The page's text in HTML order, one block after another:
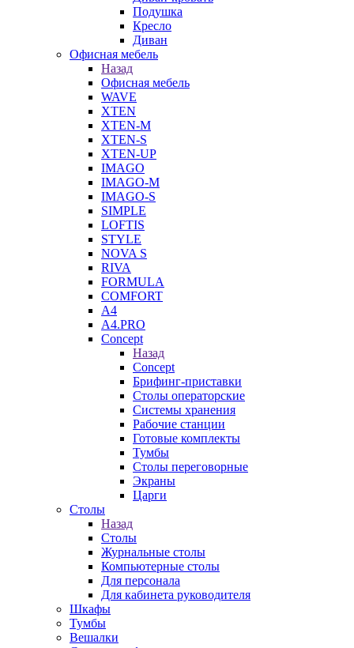
Подушка
Кресло
Диван
Офисная мебель
Назад
Офисная мебель
WAVE
XTEN
XTEN-M
XTEN-S
XTEN-UP
IMAGO
IMAGO-M
IMAGO-S
SIMPLE
LOFTIS
STYLE
NOVA S
RIVA
FORMULA
COMFORT
A4
A4.PRO
Concept
Назад
Concept
Брифинг-приставки
Столы операторские
Системы хранения
Рабочие станции
Готовые комплекты
Тумбы
Столы переговорные
Экраны
Царги
Столы
Назад
Столы
Журнальные столы
Компьютерные столы
Для персонала
Для кабинета руководителя
Шкафы
Тумбы
Вешалки